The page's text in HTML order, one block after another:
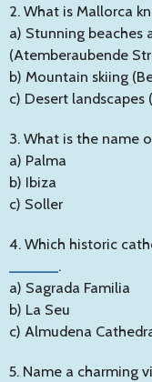
2. What is Mallorca
a) Stunning beaches
(Atemberaubende
b) Mountain skiing
c) Desert
3. What is the name
a) Palma
b) Ibiza
c) Soller
4. Which historic
.
a) Sagrada Familia
b) La Seu
c) Almudena
5. Name a charming